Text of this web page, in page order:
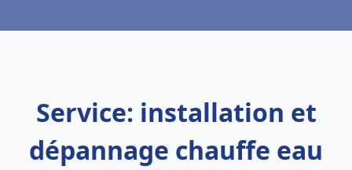
Service: installation et
dépannage chauffe eau